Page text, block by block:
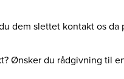
dem slettet kontakt os da
Ønsker du rådgivning til